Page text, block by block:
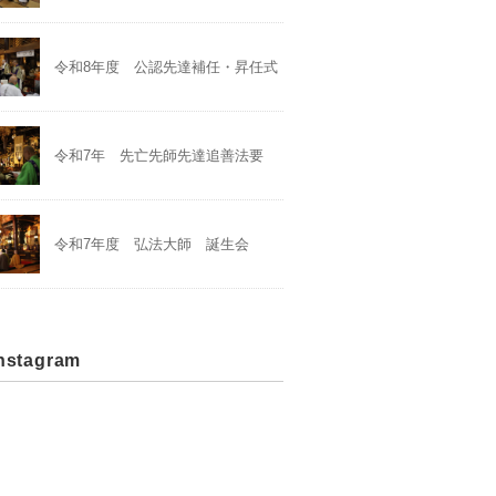
令和8年度 公認先達補任・昇任式
令和7年 先亡先師先達追善法要
令和7年度 弘法大師 誕生会